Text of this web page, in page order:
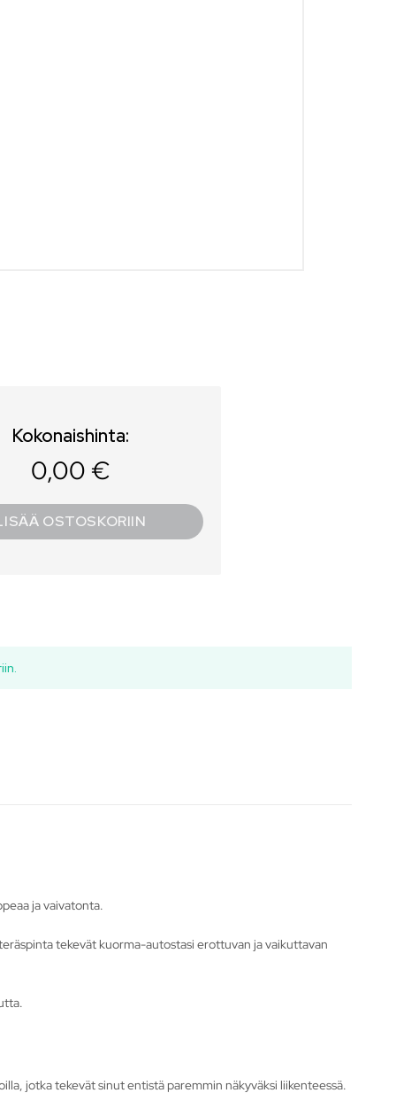
Kokonaishinta:
0,00 €
OSTOSKORIIN
ja vaivatonta.
tekevät kuorma-autostasi erottuvan ja vaikuttavan
jotka tekevät sinut entistä paremmin näkyväksi liikenteessä.